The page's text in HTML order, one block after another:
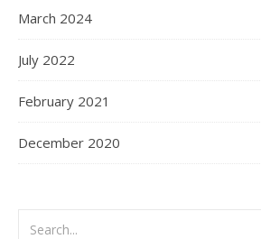
March 2024
July 2022
February 2021
December 2020